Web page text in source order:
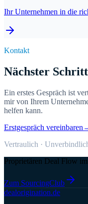
Ihr Unternehmen in die
Kontakt
Nächster Schritt
Ein erstes Gespräch ist
mir von Ihrem
helfen kann.
Erstgespräch vereinbaren
Vertraulich ·
Proprietären Deal Flow
Zum SourcingClub
dealorigination.de